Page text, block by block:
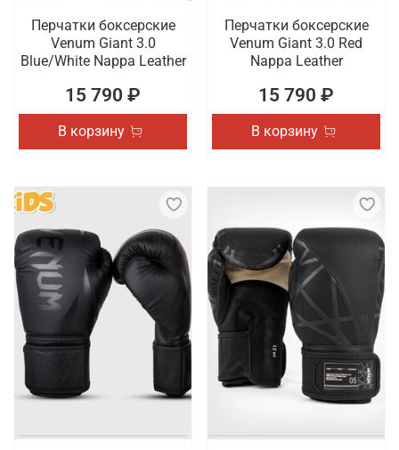
Перчатки боксерские
Venum Giant 3.0
Blue/White Nappa Leather
15 790 ₽
В корзину
Перчатки боксерские
Venum Giant 3.0 Red
Nappa Leather
15 790 ₽
В корзину